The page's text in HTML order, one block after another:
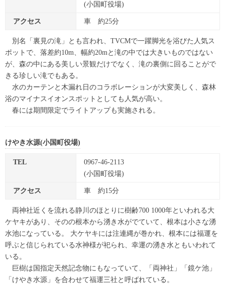
(小国町役場)
アクセス 車 約25分
別名「裏見の滝」とも言われ、TVCMで一躍脚光を浴びた人気ス
ポットで、落差約10m、幅約20mと滝の中では大きいものではない
が、森の中にある美しい景観だけでなく、滝の裏側に回ることがで
きる珍しい滝でもある。
水のカーテンと木漏れ日のコラボレーションが大変美しく、森林
浴のマイナスイオンスポットとしても人気が高い。
春には期間限定でライトアップも実施される。
けやき水源(小国町役場)
TEL
0967-46-2113
(小国町役場)
アクセス 車 約15分
両神社近くを流れる静川のほとりに樹齢700 1000年といわれる大
ケヤキがあり、そのの根本から湧き水がでていて、根本は小さな湧
水池になっている。 大ケヤキには注連縄が巻かれ、根本には福運を
呼ぶと信じられている水神様が祀られ、幸運の湧き水ともいわれて
いる。
巨樹は国指定天然記念物にもなっていて、「両神社」「鏡ケ池」
「けやき水源」を合わせて福運三社と呼ばれている。